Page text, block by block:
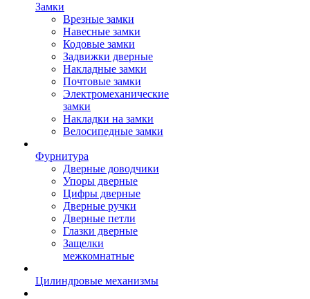
Замки
Врезные замки
Навесные замки
Кодовые замки
Задвижки дверные
Накладные замки
Почтовые замки
Электромеханические
замки
Накладки на замки
Велосипедные замки
Фурнитура
Дверные доводчики
Упоры дверные
Цифры дверные
Дверные ручки
Дверные петли
Глазки дверные
Защелки
межкомнатные
Цилиндровые механизмы